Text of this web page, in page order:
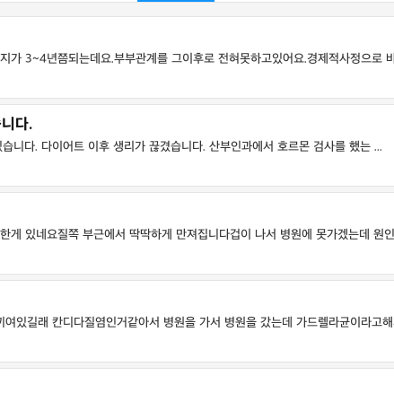
3~4년쯤되는데요.부부관계를 그이후로 전혀못하고있어요.경제적사정으로
다.
니다. 다이어트 이후 생리가 끊겼습니다. 산부인과에서 호르몬 검사를 했는 ...
있네요질쪽 부근에서 딱딱하게 만져집니다겁이 나서 병원에 못가겠는데 원
있길래 칸디다질염인거같아서 병원을 가서 병원을 갔는데 가드렐라균이라고